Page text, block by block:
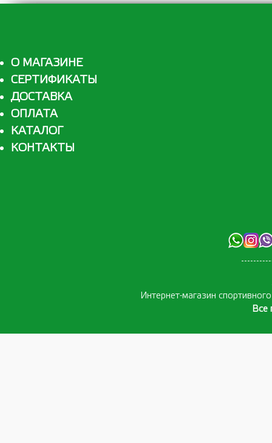
О МАГАЗИНЕ
СЕРТИФИКАТЫ
ДОСТАВКА
ОПЛАТА
КАТАЛОГ
КОНТАКТЫ
Интернет-магазин
Все